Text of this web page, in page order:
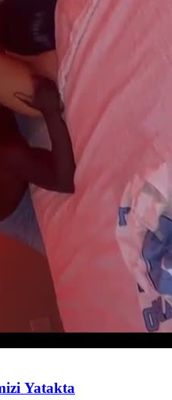
Yatakta